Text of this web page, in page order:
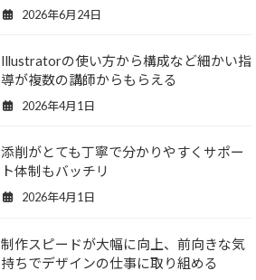
2026年6月24日
Illustratorの使い方から構成など細かい指
導が複数の講師からもらえる
2026年4月1日
添削がとても丁寧で分かりやすくサポー
ト体制もバッチリ
2026年4月1日
制作スピードが大幅に向上、前向きな気
持ちでデザインの仕事に取り組める